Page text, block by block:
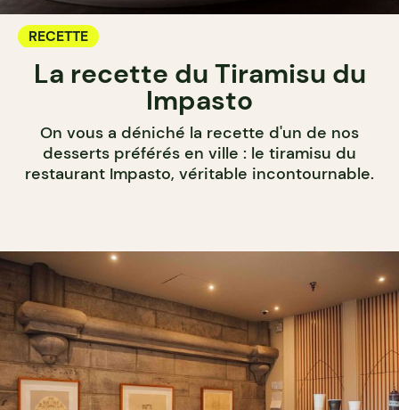
RECETTE
La recette du Tiramisu du
Impasto
On vous a déniché la recette d'un de nos
desserts préférés en ville : le tiramisu du
restaurant Impasto, véritable incontournable.